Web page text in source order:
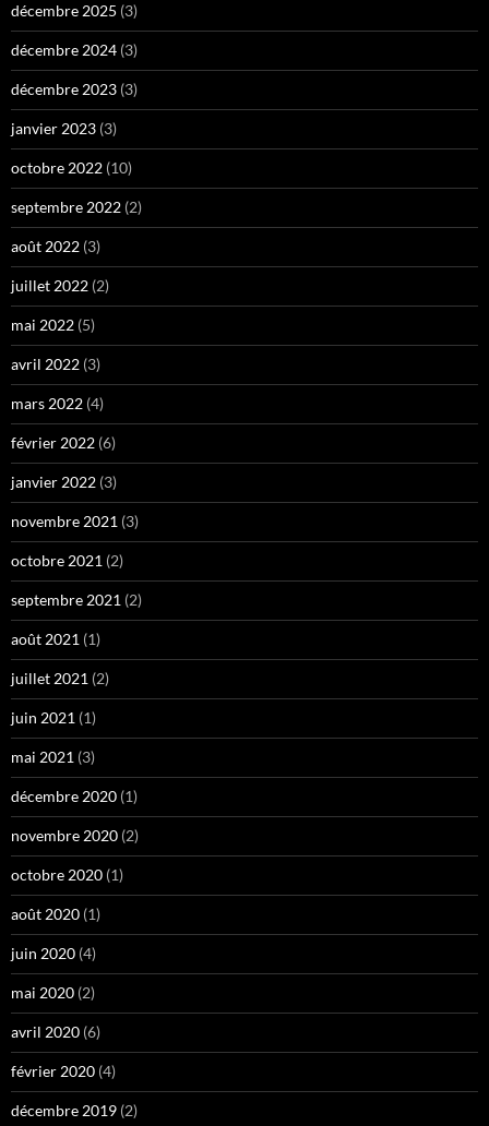
décembre 2025 (3)
décembre 2024 (3)
décembre 2023 (3)
janvier 2023 (3)
octobre 2022 (10)
septembre 2022 (2)
août 2022 (3)
juillet 2022 (2)
mai 2022 (5)
avril 2022 (3)
mars 2022 (4)
février 2022 (6)
janvier 2022 (3)
novembre 2021 (3)
octobre 2021 (2)
septembre 2021 (2)
août 2021 (1)
juillet 2021 (2)
juin 2021 (1)
mai 2021 (3)
décembre 2020 (1)
novembre 2020 (2)
octobre 2020 (1)
août 2020 (1)
juin 2020 (4)
mai 2020 (2)
avril 2020 (6)
février 2020 (4)
décembre 2019 (2)